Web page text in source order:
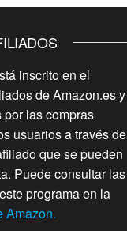
inscrito en el
de Amazon.es y
las compras
usuarios a través de
que se pueden
Puede consultar las
programa en la
Amazon.